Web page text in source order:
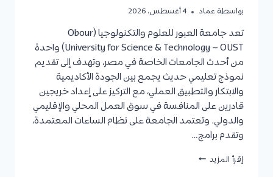
بواسطة عماد 4 أغسطس، 2026
تعد جامعة العبور للعلوم والتكنولوجيا (Obour
University for Science & Technology – OUST) واحدة
من أحدث الجامعات الخاصة في مصر، وتهدف إلى تقديم
نموذج تعليمي حديث يجمع بين الجودة الأكاديمية
والابتكار والتطبيق العملي، مع التركيز على إعداد خريجين
قادرين على المنافسة في سوق العمل المحلي والإقليمي
والدولي. وتعتمد الجامعة على نظام الساعات المعتمدة،
وتقدم برامج…
إقرأ المزيد جامعة